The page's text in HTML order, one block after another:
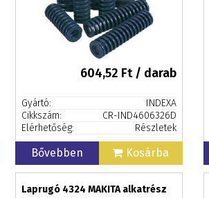
604,52 Ft / darab
Gyártó:
INDEXA
Cikkszám:
CR-IND4606326D
Elérhetőség:
Részletek
Bővebben Kosárba
Laprugó 4324 MAKITA alkatrész